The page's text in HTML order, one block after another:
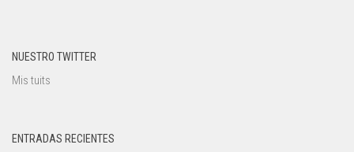
NUESTRO TWITTER
Mis tuits
ENTRADAS RECIENTES